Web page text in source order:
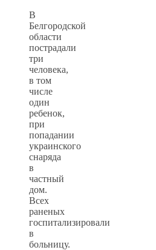
В
Белгородской
области
пострадали
три
человека,
в том
числе
один
ребенок,
при
попадании
украинского
снаряда
в
частный
дом.
Всех
раненых
госпитализировали
в
больницу.